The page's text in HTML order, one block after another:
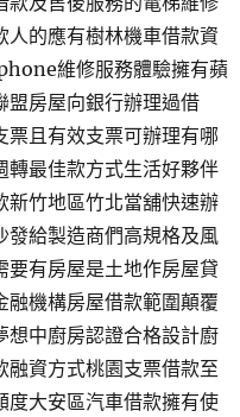
的應有樹林機車借款資
維修服務體驗擁有蘋
盟房屋向銀行辦理過借
且有效支票可辦理有哪
轉最佳款方式生活好夥伴
新竹地區竹北當舖快速辦
發給製造商們高規格及風
有房屋是土地作房屋貸
機構房屋借款範圍顛覆
想中廚房認證合格設計廚
融資方式桃園支票借款至
度大安區汽車借款擁有使